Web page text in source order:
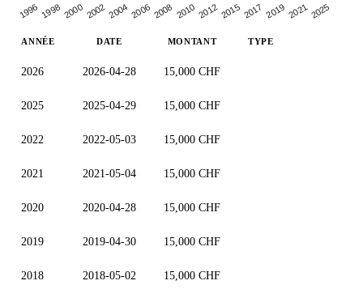
1996 19982000 20022004 2006 2008 2010 20122015 2017 2019 20212025
ANNÉE DATE MONTANT TYPE
2026 2026-04-28 15,000 CHF
2025 2025-04-29 15,000 CHF
2022 2022-05-03 15,000 CHF
2021 2021-05-04 15,000 CHF
2020 2020-04-28 15,000 CHF
2019 2019-04-30 15,000 CHF
2018 2018-05-02 15,000 CHF